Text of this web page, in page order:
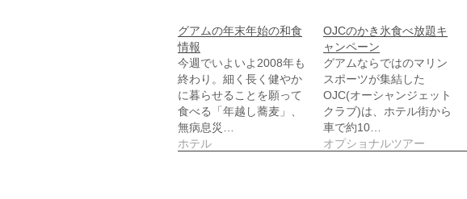
さ
い
(
新
し
い
ウ
ィ
ン
ド
ウ
で
開
す
)
グアムの年末年始の和食
情報
今週でいよいよ2008年も
終わり。細く長く健やか
に暮らせることを願って
食べる「年越し蕎麦」、
無病息災…
ホテル
OJCのかき氷食べ放題キ
ャンペーン
グアムならではのマリン
スポーツが集結した
OJC(オーシャンジェット
クラブ)は、ホテル街から
車で約10…
オプショナルツアー